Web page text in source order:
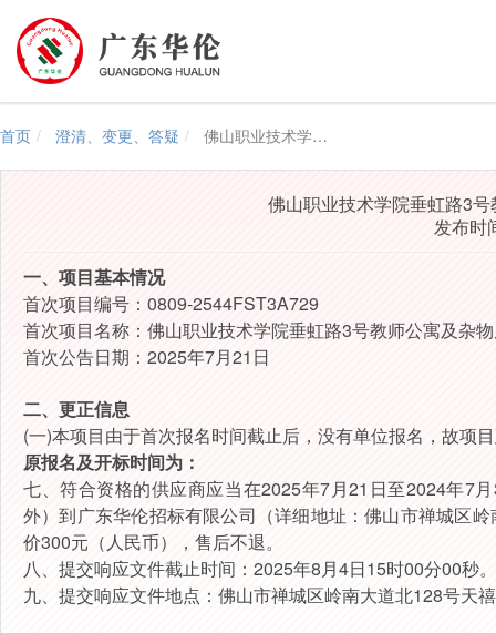
首页 澄清、变更、答疑 佛山职业技术学院垂虹路3号教师公寓及杂物房招租项目-更正公告
佛山职业技术学院垂虹路3
发布时
一、项目基本情况
首次项目编号：0809-2544FST3A729
首次项目名称：佛山职业技术学院垂虹路3号教师公寓及杂
首次公告日期：2025年7月21日
二、更正信息
(一)本项目由于首次报名时间截止后，没有单位报名，故项
原报名及开标时间为：
七、符合资格的供应商应当在2025年7月21日至2024年7
外）到广东华伦招标有限公司（详细地址：佛山市禅城区
价300元（人民币），售后不退。
八、提交响应文件截止时间：2025年8月4日15时00分00秒。
九、提交响应文件地点：佛山市禅城区岭南大道北128号天